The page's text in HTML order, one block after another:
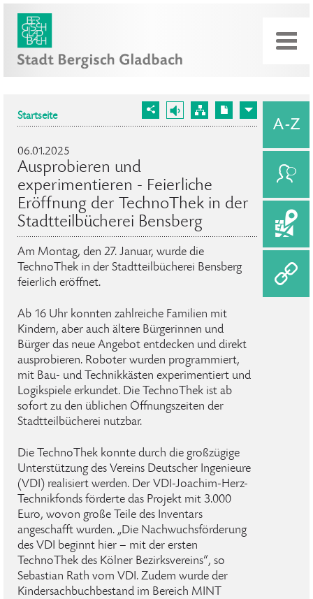
Startseite
06.01.2025
Ausprobieren und
experimentieren - Feierliche
Eröffnung der TechnoThek in der
Stadtteilbücherei Bensberg
Am Montag, den 27. Januar, wurde die
TechnoThek in der Stadtteilbücherei Bensberg
feierlich eröffnet.
Ab 16 Uhr konnten zahlreiche Familien mit
Kindern, aber auch ältere Bürgerinnen und
Bürger das neue Angebot entdecken und direkt
ausprobieren. Roboter wurden programmiert,
mit Bau- und Technikkästen experimentiert und
Logikspiele erkundet. Die TechnoThek ist ab
sofort zu den üblichen Öffnungszeiten der
Stadtteilbücherei nutzbar.
Die TechnoThek konnte durch die großzügige
Unterstützung des Vereins Deutscher Ingenieure
(VDI) realisiert werden. Der VDI-Joachim-Herz-
Technikfonds förderte das Projekt mit 3.000
Euro, wovon große Teile des Inventars
angeschafft wurden. „Die Nachwuchsförderung
des VDI beginnt hier – mit der ersten
TechnoThek des Kölner Bezirksvereins“, so
Sebastian Rath vom VDI. Zudem wurde der
Kindersachbuchbestand im Bereich MINT